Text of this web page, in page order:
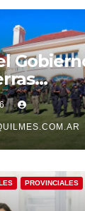
que
de
PROVINCIALES